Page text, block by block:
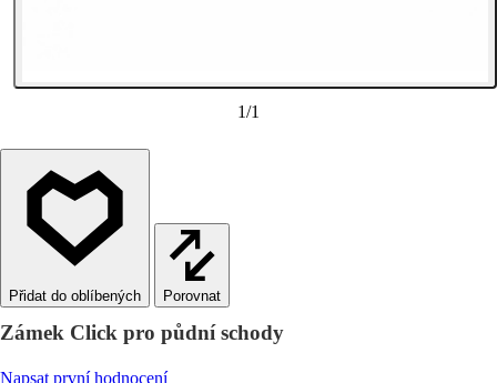
1/1
Porovnat
Zámek Click pro půdní schody
Napsat první hodnocení